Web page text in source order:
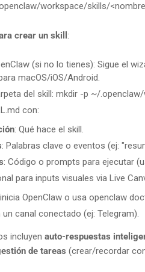
workspace/skills/
crear un skill :
(si no lo tienes): Sigue el
macOS/iOS/Android.
del skill: mkdir -p ~/
con:
: Qué hace el skill.
: Palabras clave o eventos (ej:
: Código o prompts para ejecutar
para inputs visuales via Live
OpenClaw o usa openclaw
un canal conectado (ej: Telegram).
incluyen auto-respuestas
de tareas (crear/recordar